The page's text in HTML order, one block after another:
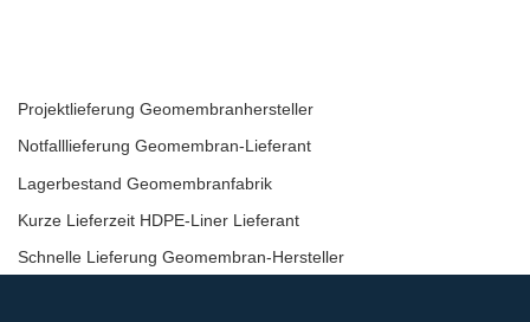
Projektlieferung Geomembranhersteller
Notfalllieferung Geomembran-Lieferant
Lagerbestand Geomembranfabrik
Kurze Lieferzeit HDPE-Liner Lieferant
Schnelle Lieferung Geomembran-Hersteller